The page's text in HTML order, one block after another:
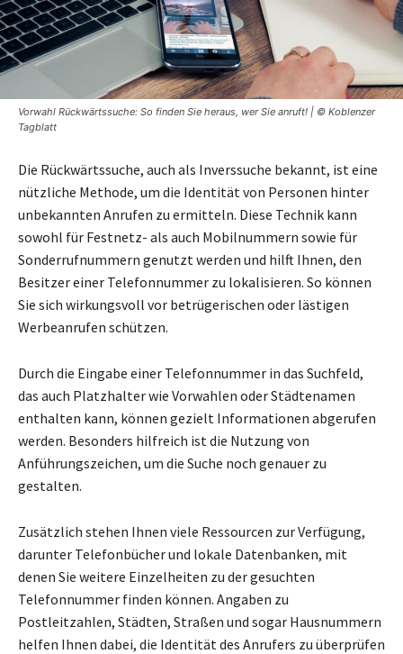
Vorwahl Rückwärtssuche: So finden Sie heraus, wer Sie anruft! | © Koblenzer
Tagblatt
Die Rückwärtssuche, auch als Inverssuche bekannt, ist eine
nützliche Methode, um die Identität von Personen hinter
unbekannten Anrufen zu ermitteln. Diese Technik kann
sowohl für Festnetz- als auch Mobilnummern sowie für
Sonderrufnummern genutzt werden und hilft Ihnen, den
Besitzer einer Telefonnummer zu lokalisieren. So können
Sie sich wirkungsvoll vor betrügerischen oder lästigen
Werbeanrufen schützen.
Durch die Eingabe einer Telefonnummer in das Suchfeld,
das auch Platzhalter wie Vorwahlen oder Städtenamen
enthalten kann, können gezielt Informationen abgerufen
werden. Besonders hilfreich ist die Nutzung von
Anführungszeichen, um die Suche noch genauer zu
gestalten.
Zusätzlich stehen Ihnen viele Ressourcen zur Verfügung,
darunter Telefonbücher und lokale Datenbanken, mit
denen Sie weitere Einzelheiten zu der gesuchten
Telefonnummer finden können. Angaben zu
Postleitzahlen, Städten, Straßen und sogar Hausnummern
helfen Ihnen dabei, die Identität des Anrufers zu überprüfen